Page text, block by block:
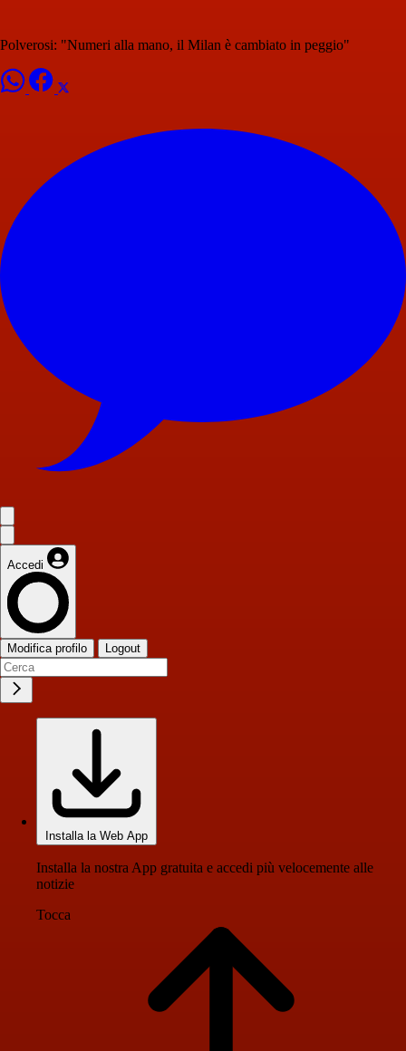
Polverosi: "Numeri alla mano, il Milan è cambiato in peggio"
Accedi
Modifica profilo Logout
Installa la Web App
Installa la nostra App gratuita e accedi più velocemente alle
notizie
Tocca